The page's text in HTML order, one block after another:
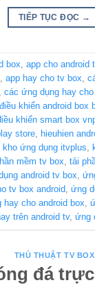
TIẾP TỤC ĐỌC →
box, app cho android
, app hay cho tv box,
, các ứng dụng hay
điều khiển android box
khiển smart box
store, hieuhien
kho ứng dụng itvplus,
mềm tv box, tải
android tv box,
tv box android, ứng
hay cho android box,
trên android tv, ứng
THỦ THUẬT TV BOX
đá